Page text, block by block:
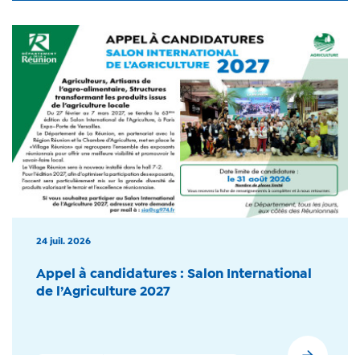
24 juil. 2026
Appel à candidatures : Salon International
de l’Agriculture 2027